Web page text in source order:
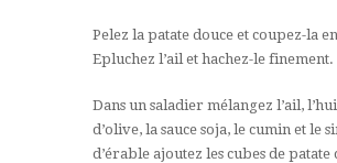
Pelez la patate douce et coupez-la
Epluchez l’ail et hachez-le finement.
Dans un saladier mélangez l’ail,
d’olive, la sauce soja, le cumin et le
d’érable ajoutez les cubes de patate